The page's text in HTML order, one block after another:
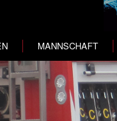
MANNSCHAFT